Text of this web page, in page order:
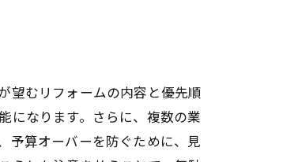
望むリフォームの内容と優先順
になります。さらに、複数の業
予算オーバーを防ぐために、見